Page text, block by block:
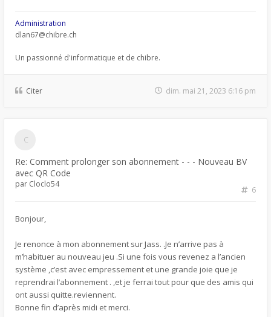
Administration
dlan67@chibre.ch
Un passionné d'informatique et de chibre.
Citer dim. mai 21, 2023 6:16 pm
Re: Comment prolonger son abonnement - - - Nouveau BV
avec QR Code
6
par Cloclo54
Bonjour,
Je renonce à mon abonnement sur Jass. .Je n’arrive pas à
m’habituer au nouveau jeu .Si une fois vous revenez a l’ancien
système ,c’est avec empressement et une grande joie que je
reprendrai l’abonnement . ,et je ferrai tout pour que des amis qui
ont aussi quitte.reviennent.
Bonne fin d’après midi et merci.